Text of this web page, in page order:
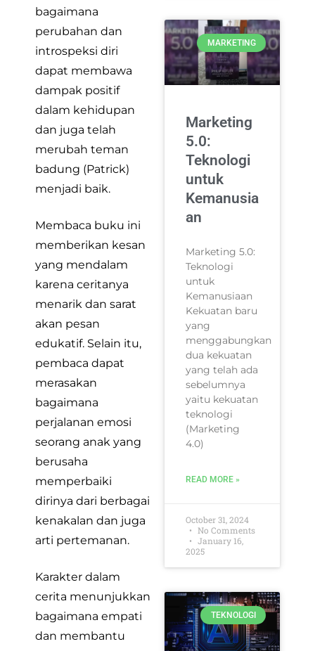
bagaimana
perubahan dan
introspeksi diri
dapat membawa
dampak positif
dalam kehidupan
dan juga telah
merubah teman
badung (Patrick)
menjadi baik.
Membaca buku ini
memberikan kesan
yang mendalam
karena ceritanya
menarik dan sarat
akan pesan
edukatif. Selain itu,
pembaca dapat
merasakan
bagaimana
perjalanan emosi
seorang anak yang
berusaha
memperbaiki
dirinya dari berbagai
kenakalan dan juga
arti pertemanan.
Karakter dalam
cerita menunjukkan
bagaimana empati
dan membantu
MARKETING
Marketing
5.0:
Teknologi
untuk
Kemanusia
an
Marketing 5.0:
Teknologi
untuk
Kemanusiaan
Kekuatan baru
yang
menggabungkan
dua kekuatan
yang telah ada
sebelumnya
yaitu kekuatan
teknologi
(Marketing
4.0)
READ MORE »
October 31, 2024
No Comments
January 16,
2025
TEKNOLOGI